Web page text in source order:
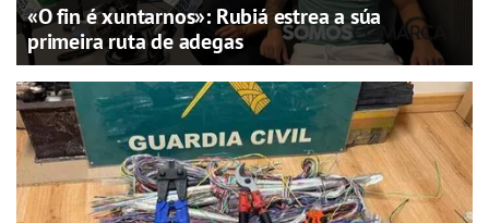
«O fin é xuntarnos»: Rubiá estrea a súa
primeira ruta de adegas